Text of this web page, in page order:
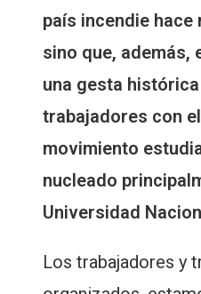
país incendie
sino que, además,
una gesta
trabajadores con
movimiento
nucleado
Universidad
Los trabajadores y